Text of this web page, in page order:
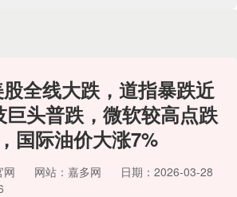
全线大跌，道指暴跌近
巨头普跌，微软较高点跌
国际油价大涨7%
网 网站：嘉多网
日期：2026-03-28